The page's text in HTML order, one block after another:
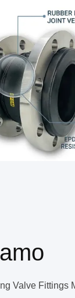
Valve Fittings